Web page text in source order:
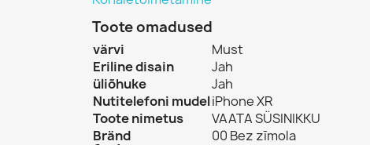
Toote omadused
värvi
Must
Eriline disain
Jah
üliõhuke
Jah
Nutitelefoni mudeliPhone XR
Toote nimetus
VAATA SÜSINIKKU
Bränd
00 Bez zīmola